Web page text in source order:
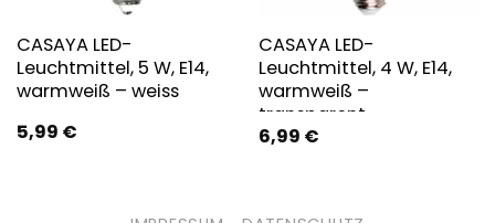
CASAYA LED-
Leuchtmittel, 5 W, E14,
warmweiß – weiss
5,99 €
CASAYA LED-
Leuchtmittel, 4 W, E14,
warmweiß –
transparent
6,99 €